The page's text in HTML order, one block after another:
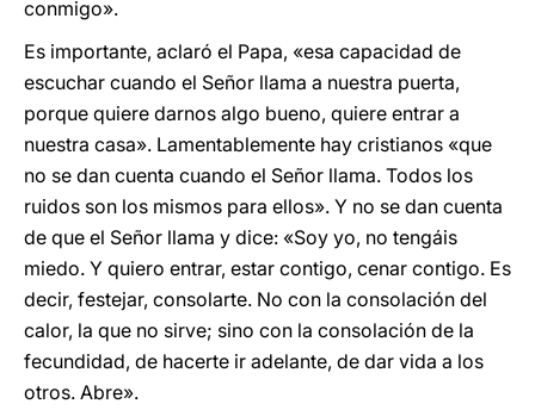
conmigo».
Es importante, aclaró el Papa, «esa capacidad de
escuchar cuando el Señor llama a nuestra puerta,
porque quiere darnos algo bueno, quiere entrar a
nuestra casa». Lamentablemente hay cristianos «que
no se dan cuenta cuando el Señor llama. Todos los
ruidos son los mismos para ellos». Y no se dan cuenta
de que el Señor llama y dice: «Soy yo, no tengáis
miedo. Y quiero entrar, estar contigo, cenar contigo. Es
decir, festejar, consolarte. No con la consolación del
calor, la que no sirve; sino con la consolación de la
fecundidad, de hacerte ir adelante, de dar vida a los
otros. Abre».